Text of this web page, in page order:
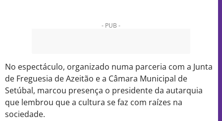
- PUB -
No espectáculo, organizado numa parceria com a Junta
de Freguesia de Azeitão e a Câmara Municipal de
Setúbal, marcou presença o presidente da autarquia
que lembrou que a cultura se faz com raízes na
sociedade.